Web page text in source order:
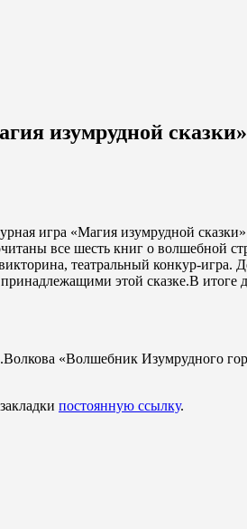
изумрудной сказки»
игра «Магия изумрудной
все шесть книг о волшебной
театральный конкур-
этой сказке.В
«Волшебник Изумрудного
постоянную ссылку.